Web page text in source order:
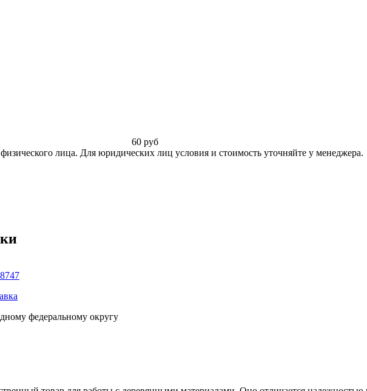
60 руб
лица. Для юридических лиц условия и стоимость уточняйте у менеджера.
федеральному округу